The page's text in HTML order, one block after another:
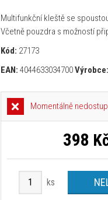
Multifunkční kleště se
Včetně pouzdra s možností
Kód: 27173
EAN: 4044633034700Výrobce:
Momentálně
398
ks